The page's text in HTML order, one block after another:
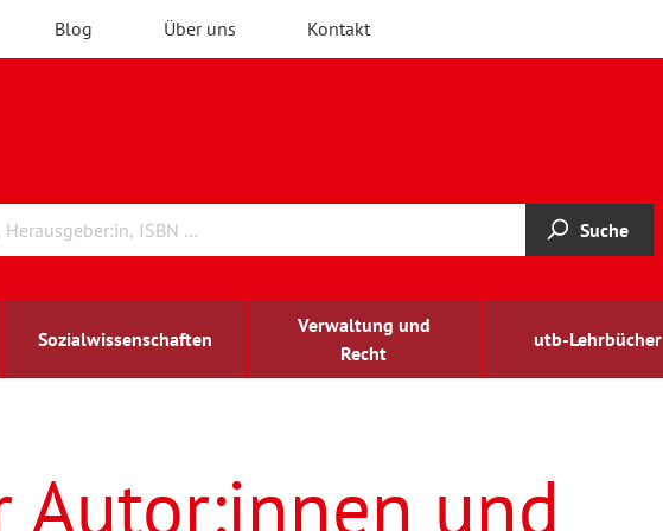
Blog Über uns Kontakt
Suche
Sozialwissenschaften
Verwaltung und
Recht
utb-Lehrbücher
Autor:innen und